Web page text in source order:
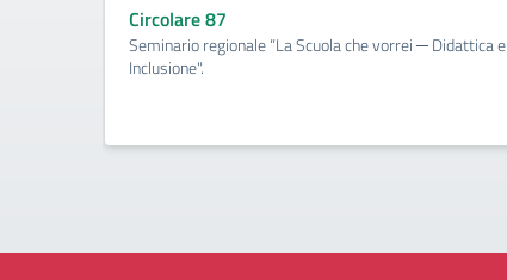
Circolare 87
Seminario regionale “La Scuola che vorrei ─ Didattica e
Inclusione".